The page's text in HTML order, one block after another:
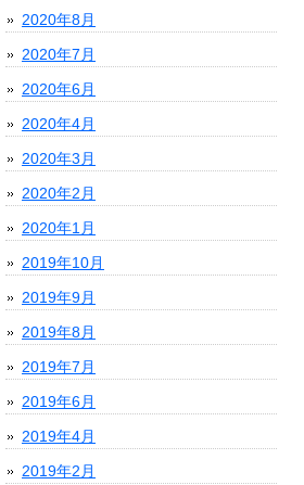
2020年8月
2020年7月
2020年6月
2020年4月
2020年3月
2020年2月
2020年1月
2019年10月
2019年9月
2019年8月
2019年7月
2019年6月
2019年4月
2019年2月